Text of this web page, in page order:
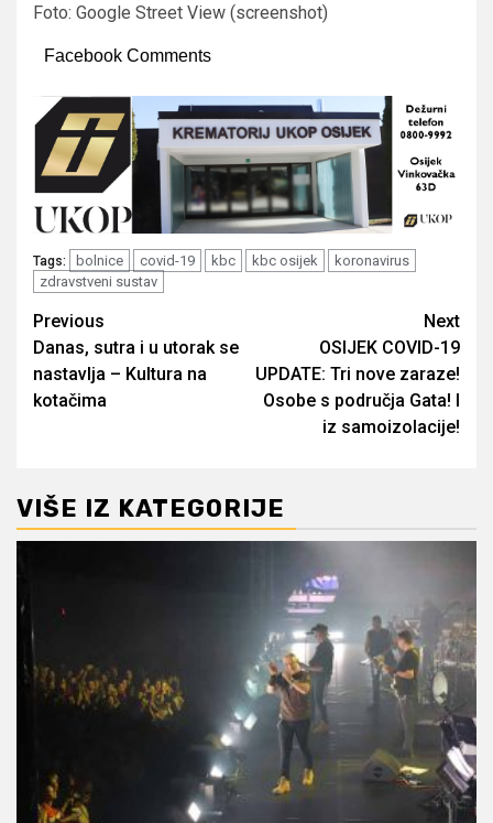
Foto: Google Street View (screenshot)
Facebook Comments
Tags: bolnice covid-19 kbc kbc osijek
koronavirus
zdravstveni sustav
Post
navigation
Previous
Danas, sutra i u utorak se
nastavlja – Kultura na
kotačima
Next
OSIJEK COVID-19
UPDATE: Tri nove zaraze!
Osobe s područja Gata! I
iz samoizolacije!
VIŠE IZ KATEGORIJE